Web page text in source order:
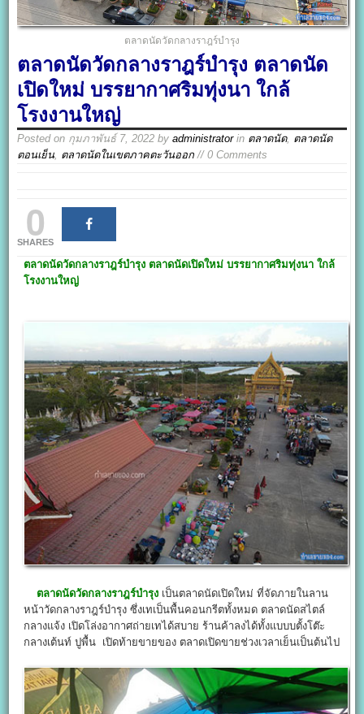
ตลาดนัดวัดกลางราฎร์บำรุง
ตลาดนัดวัดกลางราฎร์บำรุง ตลาดนัด
เปิดใหม่ บรรยากาศริมทุ่งนา ใกล้
โรงงานใหญ่
Posted on กุมภาพันธ์ 7, 2022 byadministratorin ตลาดนัด, ตลาดนัด
ตอนเย็น, ตลาดนัดในเขตภาคตะวันออก // 0 Comments
0
SHARES
ตลาดนัดวัดกลางราฎร์บำรุง ตลาดนัดเปิดใหม่ บรรยากาศริมทุ่งนา ใกล้
โรงงานใหญ่
ตลาดนัดวัดกลางราฎร์บำรุง เป็นตลาดนัดเปิดใหม่ ที่จัดภายในลาน
หน้าวัดกลางราฎร์บำรุง ซึ่งเทเป็นพื้นคอนกรีตทั้งหมด ตลาดนัดสไตล์
กลางแจ้ง เปิดโล่งอากาศถ่ายเทได้สบาย ร้านค้าลงได้ทั้งแบบบตั้งโต๊ะ
กลางเต้นท์ ปูพื้น เปิดท้ายขายของ ตลาดเปิดขายช่วงเวลาเย็นเป็นต้นไป